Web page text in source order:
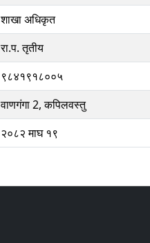
शाखा अधिकृत
रा.प. तृतीय
९८४१९१८००५
वाणगंगा 2, कपिलवस्तु
२०८२ माघ १९